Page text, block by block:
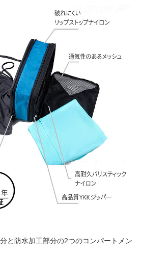
と防水加工部分の2つのコンパートメン